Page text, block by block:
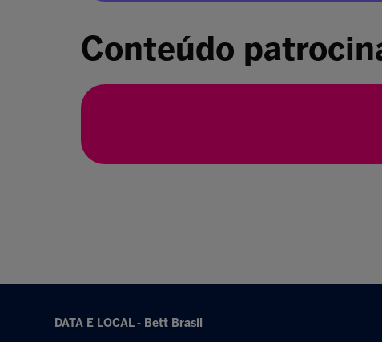
Conteúdo
DATA E LOCAL - Bett Brasil